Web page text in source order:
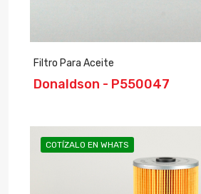
Filtro Para Aceite
Donaldson - P550047
COTÍZALO EN WHATS